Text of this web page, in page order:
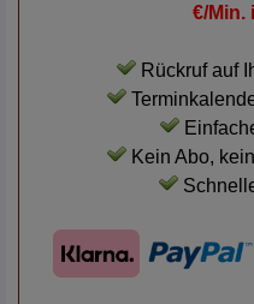
€/Min.
Rückruf auf
Kein Abo,